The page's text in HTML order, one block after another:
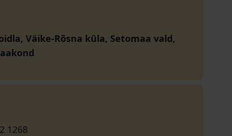
Väike-Rõsna küla, Setomaa vald,
1268